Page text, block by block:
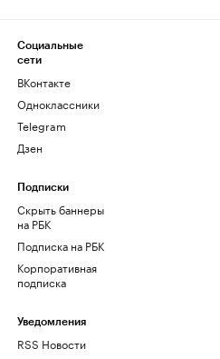
Социальные
сети
ВКонтакте
Одноклассники
Telegram
Дзен
Подписки
Скрыть баннеры
на РБК
Подписка на РБК
Корпоративная
подписка
Уведомления
RSS Новости